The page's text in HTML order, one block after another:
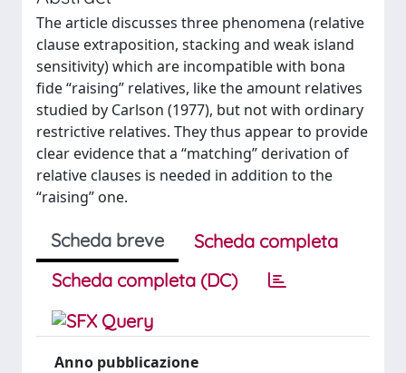
The article discusses three phenomena (relative
clause extraposition, stacking and weak island
sensitivity) which are incompatible with bona
fide “raising” relatives, like the amount relatives
studied by Carlson (1977), but not with ordinary
restrictive relatives. They thus appear to provide
clear evidence that a “matching” derivation of
relative clauses is needed in addition to the
“raising” one.
Scheda breve
Scheda completa
Scheda completa (DC)
Anno pubblicazione